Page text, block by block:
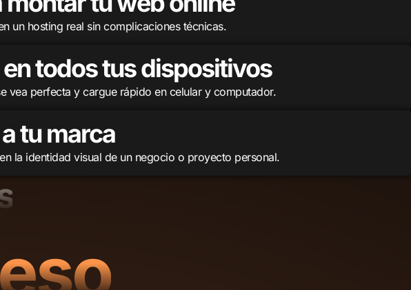
un hosting real sin complicaciones técnicas.
todos tus dispositivos
vea perfecta y cargue rápido en celular y computador.
tu marca
la identidad visual de un negocio o proyecto personal.